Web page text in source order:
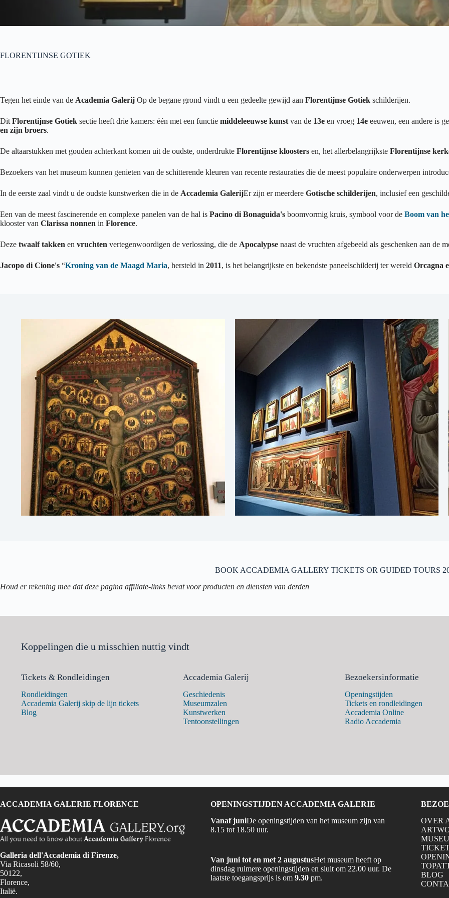
FLORENTIJNSE GOTIEK
Tegen het einde van de Academia Galerij Op de begane grond vindt u een gedeelte gewijd aan Florentijnse Gotiek schilderijen.
Dit Florentijnse Gotiek sectie heeft drie kamers: één met een functie middeleeuwse kunst van de 13e en vroeg 14e eeuwen, een andere is
en zijn broers.
De altaarstukken met gouden achterkant komen uit de oudste, onderdrukte Florentijnse kloosters en, het allerbelangrijkste Florentijnse
Bezoekers van het museum kunnen genieten van de schitterende kleuren van recente restauraties die de meest populaire onderwerpen
In de eerste zaal vindt u de oudste kunstwerken die in de Accademia GalerijEr zijn er meerdere Gotische schilderijen, inclusief een
Een van de meest fascinerende en complexe panelen van de hal is Pacino di Bonaguida's boomvormig kruis, symbool voor de Boom van
klooster van Clarissa nonnen in Florence.
Deze twaalf takken en vruchten vertegenwoordigen de verlossing, die de Apocalypse naast de vruchten afgebeeld als geschenken aan de
Jacopo di Cione's “Kroning van de Maagd Maria, hersteld in 2011, is het belangrijkste en bekendste paneelschilderij ter wereld Orcagna
BOOK ACCADEMIA GALLERY TICKETS OR GUIDED TOURS
Houd er rekening mee dat deze pagina affiliate-links bevat voor producten en diensten van derden
Koppelingen die u misschien nuttig vindt
Tickets & Rondleidingen
Rondleidingen
Accademia Galerij skip de lijn tickets
Blog
Accademia Galerij
Geschiedenis
Museumzalen
Kunstwerken
Tentoonstellingen
Bezoekersinformatie
Openingstijden
Tickets en rondleidingen
Accademia Online
Radio Accademia
ACCADEMIA GALERIE FLORENCE
Galleria dell'Accademia di Firenze,
Via Ricasoli 58/60,
50122,
Florence,
Italië.
OPENINGSTIJDEN ACCADEMIA GALERIE
Vanaf juniDe openingstijden van het museum zijn van
8.15 tot 18.50 uur.
Van juni tot en met 2 augustusHet museum heeft op
dinsdag ruimere openingstijden en sluit om 22.00 uur. De
laatste toegangsprijs is om 9.30pm.
OVER
BLOG